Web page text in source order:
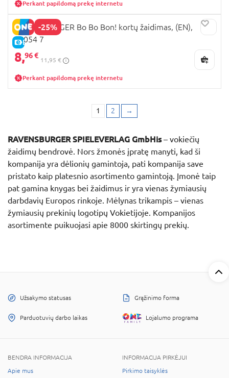
Perkant papildomą prekę internetu
-25%
E-KAINA
RAVENSBURGER Bo Bo Bon! kortų žaidimas, (EN),
25054 7
8,96 €
11,95 €
Perkant papildomą prekę internetu
1 2 →
RAVENSBURGER SPIELEVERLAG GmbHis– vokiečių
žaidimų bendrovė. Nors žmonės įpratę manyti, kad ši
kompanija yra dėlionių gamintoja, pati kompanija save
pristato kaip platesnio asortimento gamintoją. Įmonė taip
pat gamina knygas bei žaidimus ir yra vienas žymiausių
darbdavių Europos rinkoje. Mėlynas trikampis – vienas
žymiausių prekinių logotipų Vokietijoje. Kompanijos
asortimente puikuojasi apie 8000 skirtingų prekių.
Užsakymo statusas Grąžinimo forma
Parduotuvių darbo laikas Lojalumo programa
BENDRA INFORMACIJA
Apie mus
INFORMACIJA PIRKĖJUI
Pirkimo taisyklės